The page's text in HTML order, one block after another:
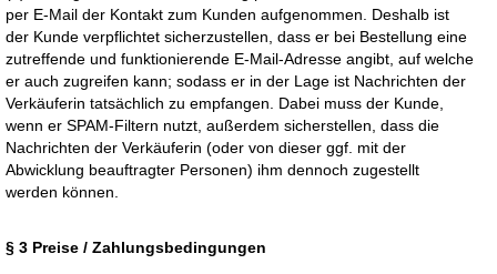
per E-Mail der Kontakt zum Kunden aufgenommen. Deshalb ist
der Kunde verpflichtet sicherzustellen, dass er bei Bestellung eine
zutreffende und funktionierende E-Mail-Adresse angibt, auf welche
er auch zugreifen kann; sodass er in der Lage ist Nachrichten der
Verkäuferin tatsächlich zu empfangen. Dabei muss der Kunde,
wenn er SPAM-Filtern nutzt, außerdem sicherstellen, dass die
Nachrichten der Verkäuferin (oder von dieser ggf. mit der
Abwicklung beauftragter Personen) ihm dennoch zugestellt
werden können.
§ 3 Preise / Zahlungsbedingungen